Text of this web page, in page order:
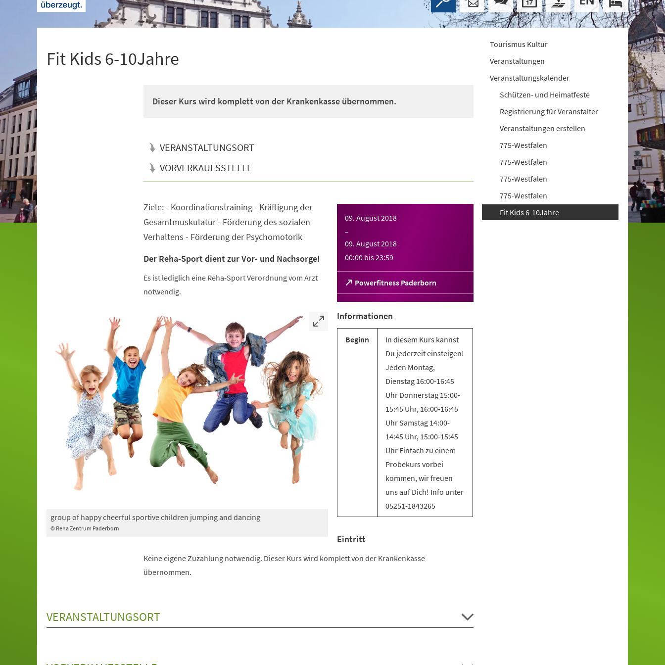
Fit Kids 6-10Jahre
Dieser Kurs wird komplett von der Krankenkasse übernommen.
VERANSTALTUNGSORT
VORVERKAUFSSTELLE
09. August 2018
–
09. August 2018
00:00 bis23:59
Powerfitness Paderborn
(Öffnet
in
einem
neuen
Tab)
Ziele: - Koordinationstraining - Kräftigung der
Gesamtmuskulatur - Förderung des sozialen
Verhaltens - Förderung der Psychomotorik
Der Reha-Sport dient zur Vor- und Nachsorge!
Es ist lediglich eine Reha-Sport Verordnung vom Arzt
notwendig.
© Reha Zentrum Paderborn
group of happy cheerful sportive children jumping and dancing
Informationen
Beginn
In diesem Kurs kannst
Du jederzeit einsteigen!
Jeden Montag,
Dienstag 16:00-16:45
Uhr Donnerstag 15:00-
15:45 Uhr, 16:00-16:45
Uhr Samstag 14:00-
14:45 Uhr, 15:00-15:45
Uhr Einfach zu einem
Probekurs vorbei
kommen, wir freuen
uns auf Dich! Info unter
05251-1843265
Eintritt
Keine eigene Zuzahlung notwendig. Dieser Kurs wird komplett von der Krankenkasse
übernommen.
VERANSTALTUNGSORT
Tourismus Kultur
Veranstaltungen
Veranstaltungskalender
Schützen- und Heimatfeste
Registrierung für Veranstalter
Veranstaltungen erstellen
775-Westfalen
775-Westfalen
775-Westfalen
775-Westfalen
Fit Kids 6-10Jahre